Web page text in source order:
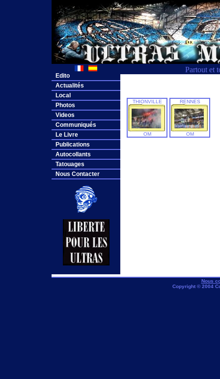
Partout et
Edito
Actualités
Local
Photos
Videos
Communiqués
Le Livre
Publications
Autocollants
Tatouages
Nous Contacter
THIONVILLE
OM
RENNES
OM
Nous
Copyright © 2004